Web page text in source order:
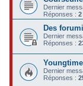
Dernier
Réponses :2
Des
Dernier
Réponses :
Dernier
Réponses :